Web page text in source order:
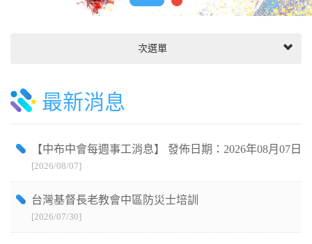
次選單
最新消息
【中布中會每週事工消息】 發佈日期：2026年08月07日
[2026/08/07]
台灣基督長老教會中區防災士培訓
[2026/07/30]